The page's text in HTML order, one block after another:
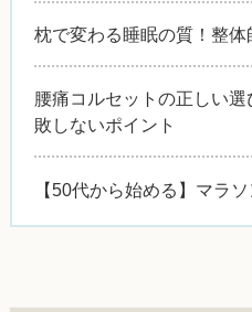
枕で変わる睡眠の質！整
腰痛コルセットの正しい
敗しないポイント
【50代から始める】マラ